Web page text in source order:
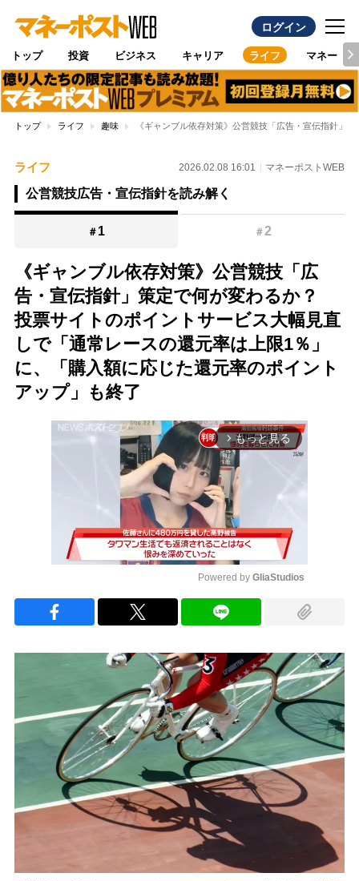
ログイン
トップ 投資 ビジネス キャリア ライフ マネー
トップ ライフ 趣味 《ギャンブル依存対策》公営競技「広告・宣伝指針」
ライフ 2026.02.08 16:01 マネーポストWEB
公営競技広告・宣伝指針を読み解く
＃ 1 ＃2
《ギャンブル依存対策》公営競技「広
告・宣伝指針」策定で何が変わるか？
投票サイトのポイントサービス大幅見直
しで「通常レースの還元率は上限1％」
に、「購入額に応じた還元率のポイント
アップ」も終了
arrow_forward_ios もっと見る
Powered by GliaStudios